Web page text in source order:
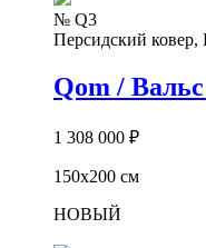
№ Q3
Персидский
Qom /
1 308 000 ₽
150х200 см
НОВЫЙ